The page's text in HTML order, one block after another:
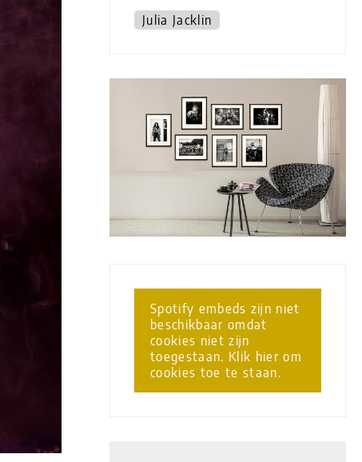
Julia Jacklin
Spotify embeds zijn niet
beschikbaar omdat
cookies niet zijn
toegestaan. Klik hier om
cookies toe te staan.